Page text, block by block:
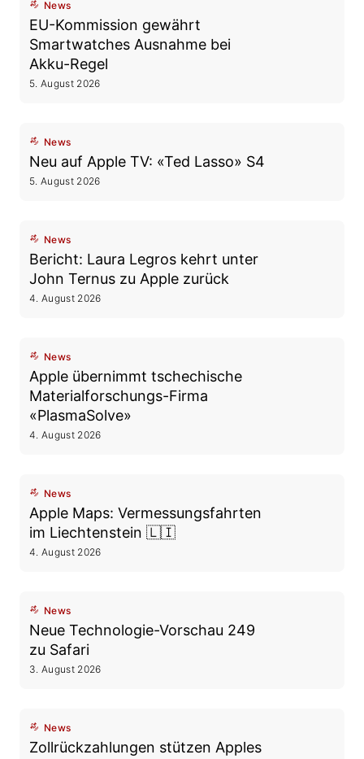
News
EU-Kommission gewährt
Smartwatches Ausnahme bei
Akku-Regel
5. August 2026
News
Neu auf Apple TV: «Ted Lasso» S4
5. August 2026
News
Bericht: Laura Legros kehrt unter
John Ternus zu Apple zurück
4. August 2026
News
Apple übernimmt tschechische
Materialforschungs-Firma
«PlasmaSolve»
4. August 2026
News
Apple Maps: Vermessungsfahrten
im Liechtenstein 🇱🇮
4. August 2026
News
Neue Technologie-Vorschau 249
zu Safari
3. August 2026
News
Zollrückzahlungen stützen Apples